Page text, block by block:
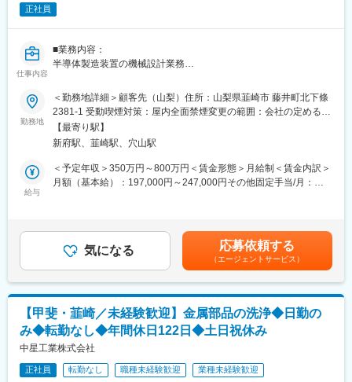
・定期的な巡視・点検・保守作業（例：油脂交換、部品交換）
や、故障やトラブルが発生した際の迅速な対応を行い、設備の早
期復旧に対応。
＜内製化制御装置の開発・導入／保守支援（水力工事センターの
※工事実務はメーカーや工事会社等に発注して実施いただくことと
なります。
◆魅力・やりがい
グカンパニーを目指し、燃料・火力発電事業に並ぶ柱として国内
外の再生可能エネルギー事業を推進しております。
◆キャリアパス
＜短期＞
水力事業所や水力工事センターで、点検・工事監理・設備計画な
どの実務経験を積んだ後は、本社部門や関連部署での業務にも携
わりながら、水力事業全体を俯瞰できる幅広い視点を身につけて
いただきます。
＜中長期＞
将来的には事業所管理職など、水力事業の中核を担うポジション
正社員
仕事内容
■業務内容：
半導体製造装置の機械設計業務
■入社後の流れ：
（1）入社後初期研修：導入研修（1日間）
（2）現場配属
（3）入社3年目～キャリアUP支援制度
※面談を行い、ご本人の強みを更に強化し弱みを補うための技術研
修を受講していただきます。ベテラン技術者の指導やe-learningも
充実しています。
■会社、仕事の魅力：
・現場での業務時には「FOR Alliance System」という、担当営
業、クライアントリーダー、ダイレクトサポートの3体制によるサ
成をともに考え、自分にあった分野・勤務地で働けるというワー
クスタイルです。
・実務に必要なスキルを身に付けることができる教育研修制度が
あり、様々な技術を身につけることができます。
・現在のスキルを伸ばしたい方・新しいスキルを身につけたい
方、エンジニアから管理職を目指す方、様々な方が活躍できるフ
勤務地
＜勤務地詳細＞顧客先（山梨）住所：山梨県韮崎市 藤井町北下條
2381-1 受動喫煙対策：屋内全面禁煙変更の範囲：会社の定める事
業所
【最寄り駅】
新府駅、韮崎駅、穴山駅
給与
＜予定年収＞350万円～800万円＜賃金形態＞月給制＜賃金内訳＞
月額（基本給）：197,000円～247,000円その他固定手当/月：
なります。経験・能力を考慮の上、決定します。賃金はあくまで
も目安の金額であり、選考を通じて上下する可能性があります。
月給(月額)は固定手当を含めた表記です。
気になる 応募依頼する
（エージェントサービス）
【甲斐・韮崎／未経験歓迎】金属部品の洗浄◆日勤の
み◆転勤なし◆年間休日122日◆土日祝休み
中星工業株式会社
正社員 転勤なし 職種未経験歓迎 業種未経験歓迎